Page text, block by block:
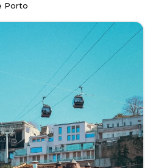
Porto